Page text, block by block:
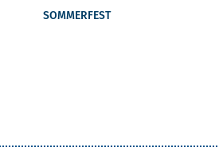
SOMMERFEST